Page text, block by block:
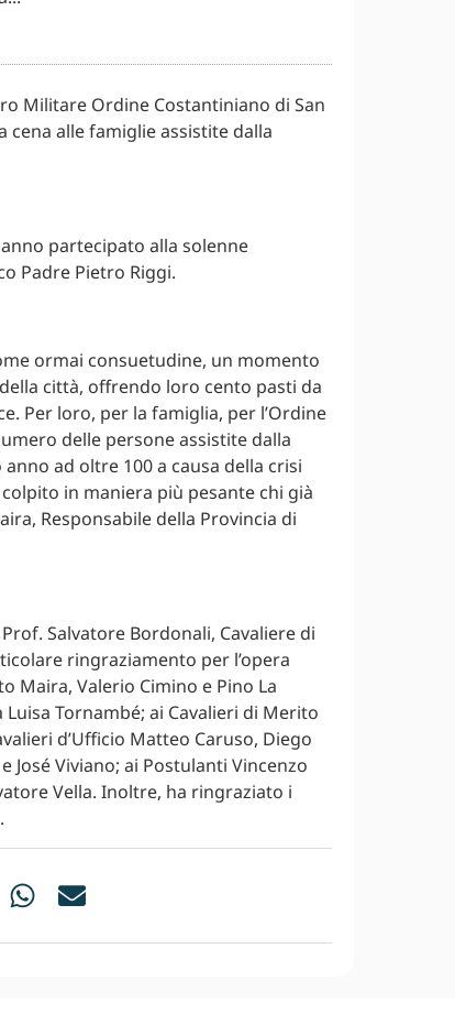
Militare Ordine Costantiniano di San
alle famiglie assistite dalla
partecipato alla solenne
Padre Pietro Riggi.
ormai consuetudine, un momento
città, offrendo loro cento pasti da
Per loro, per la famiglia, per l’Ordine
delle persone assistite dalla
ad oltre 100 a causa della crisi
in maniera più pesante chi già
Responsabile della Provincia di
Salvatore Bordonali, Cavaliere di
ringraziamento per l’opera
Maira, Valerio Cimino e Pino La
Tornambé; ai Cavalieri di Merito
d’Ufficio Matteo Caruso, Diego
José Viviano; ai Postulanti Vincenzo
Vella. Inoltre, ha ringraziato i